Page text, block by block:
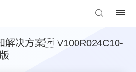
解决方案 V100R024C10-